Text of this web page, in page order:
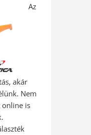
Az
akár
Nem
is